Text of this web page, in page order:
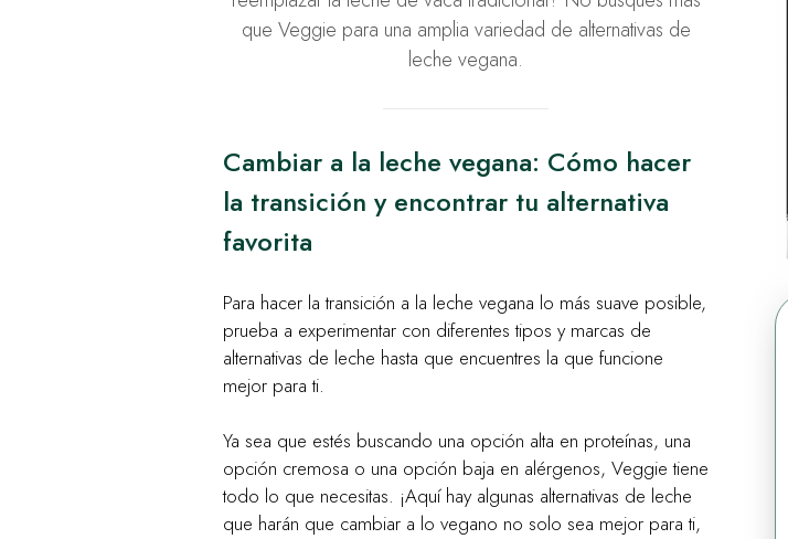
que Veggie para una amplia variedad de alternativas de
leche vegana.
Cambiar a la leche vegana: Cómo hacer
la transición y encontrar tu alternativa
favorita
Para hacer la transición a la leche vegana lo más suave posible,
prueba a experimentar con diferentes tipos y marcas de
alternativas de leche hasta que encuentres la que funcione
mejor para ti.
Ya sea que estés buscando una opción alta en proteínas, una
opción cremosa o una opción baja en alérgenos, Veggie tiene
todo lo que necesitas. ¡Aquí hay algunas alternativas de leche
que harán que cambiar a lo vegano no solo sea mejor para ti,